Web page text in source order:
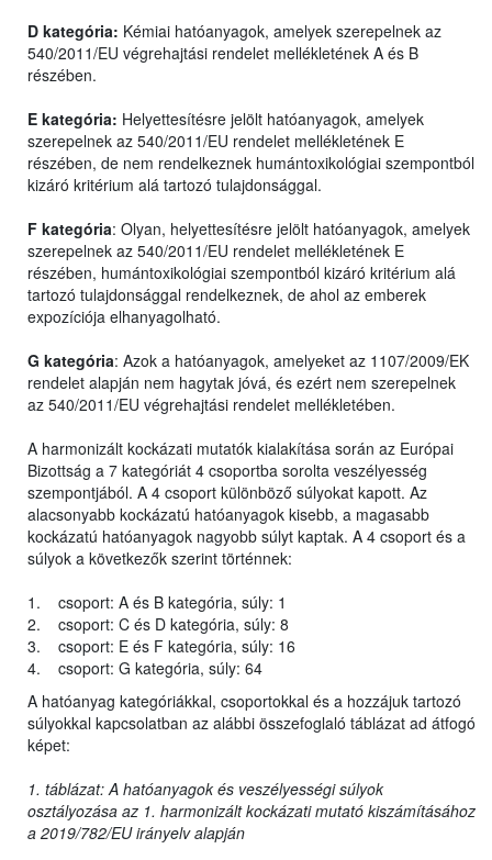
D kategória: Kémiai hatóanyagok, amelyek szerepelnek az
540/2011/EU végrehajtási rendelet mellékletének A és B
részében.
E kategória: Helyettesítésre jelölt hatóanyagok, amelyek
szerepelnek az 540/2011/EU rendelet mellékletének E
részében, de nem rendelkeznek humántoxikológiai szempontból
kizáró kritérium alá tartozó tulajdonsággal.
F kategória: Olyan, helyettesítésre jelölt hatóanyagok, amelyek
szerepelnek az 540/2011/EU rendelet mellékletének E
részében, humántoxikológiai szempontból kizáró kritérium alá
tartozó tulajdonsággal rendelkeznek, de ahol az emberek
expozíciója elhanyagolható.
G kategória: Azok a hatóanyagok, amelyeket az 1107/2009/EK
rendelet alapján nem hagytak jóvá, és ezért nem szerepelnek
az 540/2011/EU végrehajtási rendelet mellékletében.
A harmonizált kockázati mutatók kialakítása során az Európai
Bizottság a 7 kategóriát 4 csoportba sorolta veszélyesség
szempontjából. A 4 csoport különböző súlyokat kapott. Az
alacsonyabb kockázatú hatóanyagok kisebb, a magasabb
kockázatú hatóanyagok nagyobb súlyt kaptak. A 4 csoport és a
súlyok a következők szerint történnek:
1. csoport: A és B kategória, súly: 1
2. csoport: C és D kategória, súly: 8
3. csoport: E és F kategória, súly: 16
4. csoport: G kategória, súly: 64
A hatóanyag kategóriákkal, csoportokkal és a hozzájuk tartozó
súlyokkal kapcsolatban az alábbi összefoglaló táblázat ad átfogó
képet:
1. táblázat: A hatóanyagok és veszélyességi súlyok
osztályozása az 1. harmonizált kockázati mutató kiszámításához
a 2019/782/EU irányelv alapján